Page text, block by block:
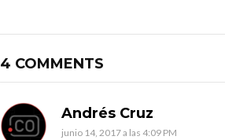
4 COMMENTS
Andrés Cruz
junio 14, 2017 a las 4:09 PM